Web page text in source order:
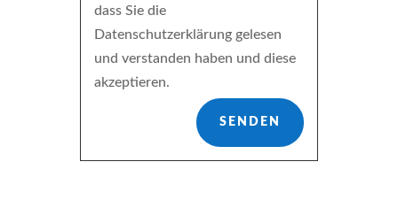
dass Sie die
Datenschutzerklärung gelesen
und verstanden haben und diese
akzeptieren.
SENDEN